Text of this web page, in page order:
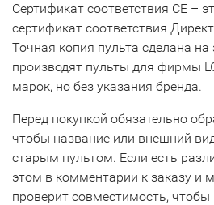
Сертификат соответствия СЕ –
сертификат соответствия
Точная копия пульта сделана на
производят пульты для фирмы
марок, но без указания бренда.
Перед покупкой обязательно
чтобы название или внешний
старым пультом. Если есть
этом в комментарии к заказу и
проверит совместимость,